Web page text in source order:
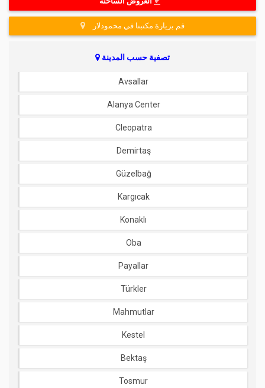
قم بزيارة مكتبنا في محمودلار
تصفية حسب المدينة
Avsallar
Alanya Center
Cleopatra
Demirtaş
Güzelbağ
Kargıcak
Konaklı
Oba
Payallar
Türkler
Mahmutlar
Kestel
Bektaş
Tosmur